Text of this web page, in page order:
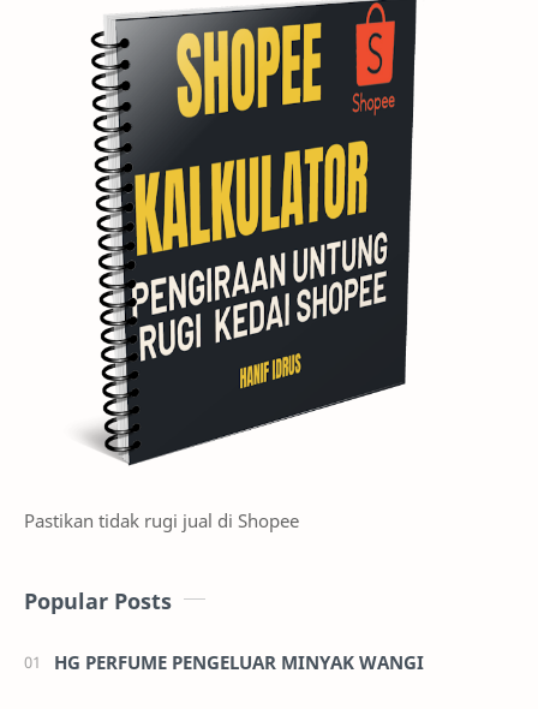
Pastikan tidak rugi jual di Shopee
Popular Posts
HG PERFUME PENGELUAR MINYAK WANGI